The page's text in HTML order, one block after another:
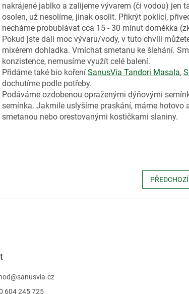
nakrájené jablko a zalijeme vývarem (či vodou) jen
osolen, už nesolíme, jinak osolit. Přikrýt poklicí,
necháme probublávat cca 15 - 30 minut doměkka
Pokud jste dali moc vývaru/vody, v tuto chvíli
mixérem dohladka. Vmíchat smetanu ke šlehání.
konzistence, nemusíme využít celé balení.
Přidáme také bio koření SanusVia Tandori Masala,
dochutíme podle potřeby.
Podáváme ozdobenou opraženými dýňovými
semínka. Jakmile uslyšíme praskání, máme hotovo
smetanou nebo orestovanými kostičkami slaniny.
@sanusvia.cz
604 245 725